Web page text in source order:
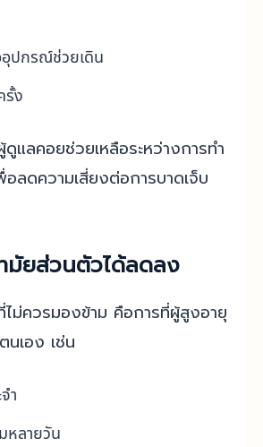
อุปกรณ์ช่วยเดิน
รั้ง
แลคอยช่วยเหลือระหว่างการทำ
ลดความเสี่ยงต่อการบาดเจ็บ
มัยส่วนตัวได้ลดลง
ควรมองข้าม คือการที่ผู้สูงอายุ
นเอง เช่น
ำ
หลายวัน